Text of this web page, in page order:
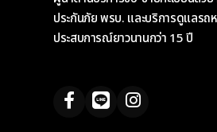
ประกันภัย พรบ. และบริการดูแลรถ
ประสบการณ์ยาวนานกว่า 15 ปี